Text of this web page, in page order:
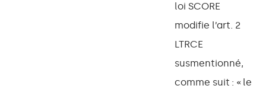
loi SCORE
modifie l’art. 2
LTRCE
susmentionné,
comme suit : « le